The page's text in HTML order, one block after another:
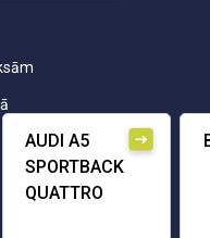
AUDI A5
SPORTBACK
QUATTRO